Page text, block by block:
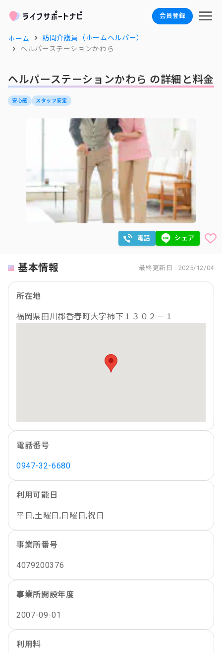
会員登録
ホーム
訪問介護員（ホームヘルパー）
ヘルパーステーションかわら
ヘルパーステーションかわら の詳細と料金
安心感 スタッフ安定
電話 シェア
基本情報 最終更新日 : 2025/12/04
所在地
福岡県田川郡香春町大字柿下１３０２－１
電話番号
0947-32-6680
利用可能日
平日,土曜日,日曜日,祝日
事業所番号
4079200376
事業所開設年度
2007-09-01
利用料